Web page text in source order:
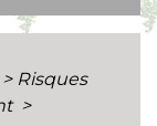
> Risques
>